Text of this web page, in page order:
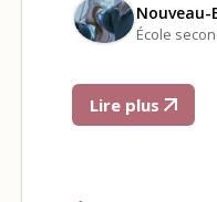
Nouveau-
École
Lire plus